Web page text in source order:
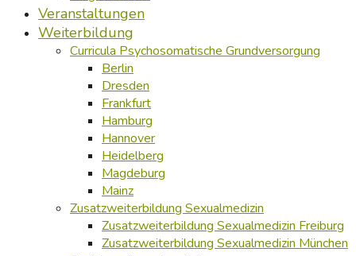
Veranstaltungen
Weiterbildung
Curricula Psychosomatische Grundversorgung
Berlin
Dresden
Frankfurt
Hamburg
Hannover
Heidelberg
Magdeburg
Mainz
Zusatzweiterbildung Sexualmedizin
Zusatzweiterbildung Sexualmedizin Freiburg
Zusatzweiterbildung Sexualmedizin München